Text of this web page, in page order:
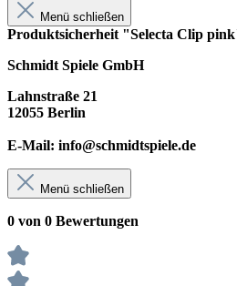
Menü schließen
Produktsicherheit "Selecta Clip
Schmidt Spiele GmbH
Lahnstraße 21
12055 Berlin
E-Mail: info@schmidtspiele.de
Menü schließen
0 von 0 Bewertungen